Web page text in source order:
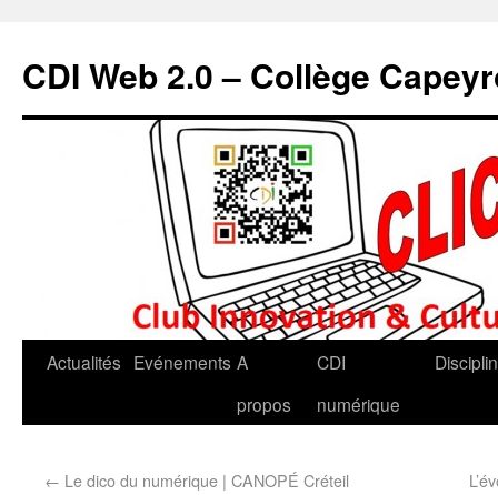
CDI Web 2.0 – Collège
Actualités Evénements A
propos
CDI
numérique
← Le dico du numérique | CANOPÉ Créteil